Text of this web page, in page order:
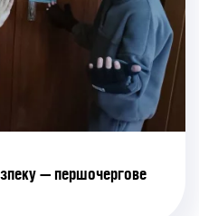
— першочергове